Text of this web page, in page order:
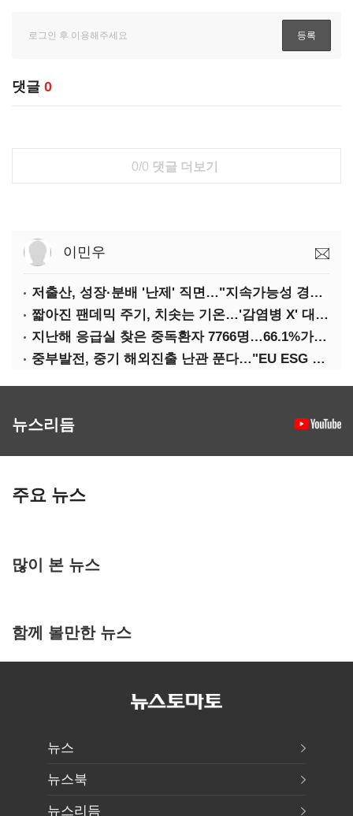
댓글 0
0/0 댓글 더보기
이민우
저출산, 성장·분배 '난제' 직면…"지속가능성 경고등"
짧아진 팬데믹 주기, 치솟는 기온…'감염병 X' 대비해야
지난해 응급실 찾은 중독환자 7766명…66.1%가 '의도적 중독'
중부발전, 중기 해외진출 난관 푼다…"EU ESG 실사 공동 대응"
뉴스리듬
주요 뉴스
많이 본 뉴스
함께 볼만한 뉴스
뉴스
뉴스북
뉴스리듬